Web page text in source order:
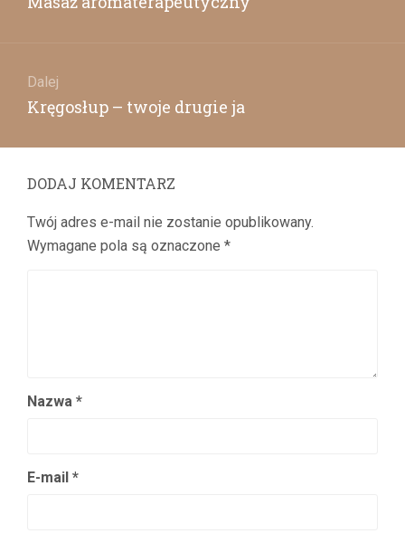
Dalej
Następny
Kręgosłup – twoje drugie ja
DODAJ KOMENTARZ
Twój adres e-mail nie zostanie opublikowany.
Wymagane pola są oznaczone *
Nazwa *
E-mail *